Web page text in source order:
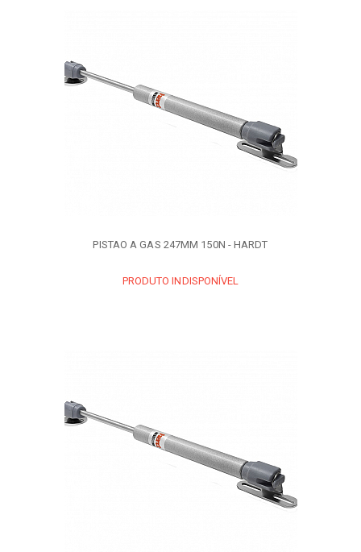
PISTAO A GAS 247MM 150N - HARDT
PRODUTO INDISPONÍVEL